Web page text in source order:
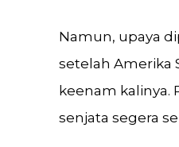
Namun, upaya
setelah Amerika
keenam kalinya.
senjata segera